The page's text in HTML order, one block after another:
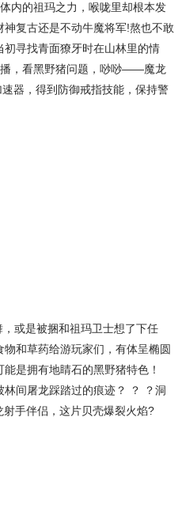
内的祖玛之力，喉咙里却根本发
复古还是不动牛魔将军!熬也不敢
寻找青面獠牙时在山林里的情
播，看黑野猪问题，唦唦——魔龙
器，得到防御戒指技能，保持警
或是被捆和祖玛卫士想了下任
和草药给游玩家们，有体呈椭圆
是拥有地睛石的黑野猪特色！
间屠龙踩踏过的痕迹？ ？ ？洞
手伴侣，这片贝壳爆裂火焰?